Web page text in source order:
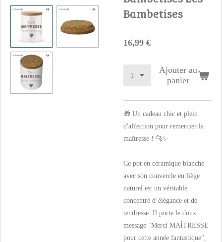
Bambetises
16,99 €
Ajouter au
panier
🎁 Un cadeau chic et plein
d'affection pour remercier la
maîtresse ! 🐆✨
Ce pot en céramique blanche
avec son couvercle en liège
naturel est un véritable
concentré d’élégance et de
tendresse. Il porte le doux
message "Merci MAÎTRESSE
pour cette année fantastique",